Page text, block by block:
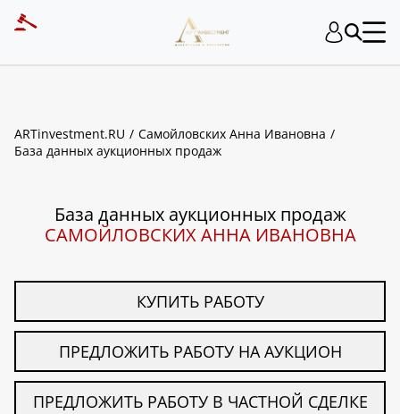
ARTinvestment.RU
Самойловских Анна Ивановна
База данных аукционных продаж
База данных аукционных продаж
САМОЙЛОВСКИХ АННА ИВАНОВНА
КУПИТЬ РАБОТУ
ПРЕДЛОЖИТЬ РАБОТУ НА АУКЦИОН
ПРЕДЛОЖИТЬ РАБОТУ В ЧАСТНОЙ СДЕЛКЕ